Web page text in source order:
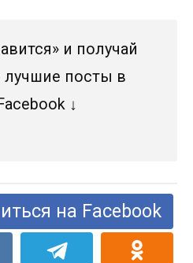
и получай
лучшие посты в
↓
на Facebook